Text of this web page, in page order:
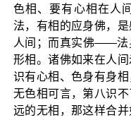
色相、要有心相在人
法，有相的应身佛，
人间；而真实佛——法
形相。诸佛如来在人
识有心相、色身有身
无色相可言，第八识
远的无相，那这样合